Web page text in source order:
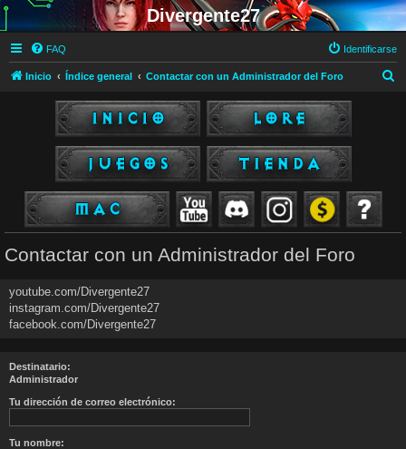
Divergente27
FAQ Identificarse
Inicio Índice general Contactar con un Administrador del Foro
Contactar con un Administrador del Foro
youtube.com/Divergente27
instagram.com/Divergente27
facebook.com/Divergente27
Destinatario:
Administrador
Tu dirección de correo electrónico:
Tu nombre: